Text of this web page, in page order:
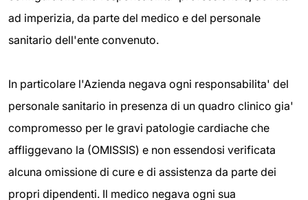
ad imperizia, da parte del medico e del personale
sanitario dell'ente convenuto.
In particolare l'Azienda negava ogni responsabilita' del
personale sanitario in presenza di un quadro clinico gia'
compromesso per le gravi patologie cardiache che
affliggevano la (OMISSIS) e non essendosi verificata
alcuna omissione di cure e di assistenza da parte dei
propri dipendenti. Il medico negava ogni sua